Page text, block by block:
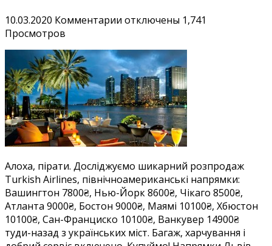
10.03.2020 Комментарии к
Півн.
Америка
з
Turkish
Airlines!
Дешеві
квитки
Вашингтон
7800₴,
Нью-
Йорк
8600₴,
Маямі
отключены 1,741
Просмотров
Алоха, пірати. Досліджуємо шикарний розпродаж
Turkish Airlines, північноамериканські напрямки:
Вашингтон 7800₴, Нью-Йорк 8600₴, Чікаго 8500₴,
Атланта 9000₴, Бостон 9000₴, Маямі 10100₴, Хбюстон
10100₴, Сан-Франциско 10100₴, Ванкувер 14900₴
туди-назад з українських міст. Багаж, харчування і